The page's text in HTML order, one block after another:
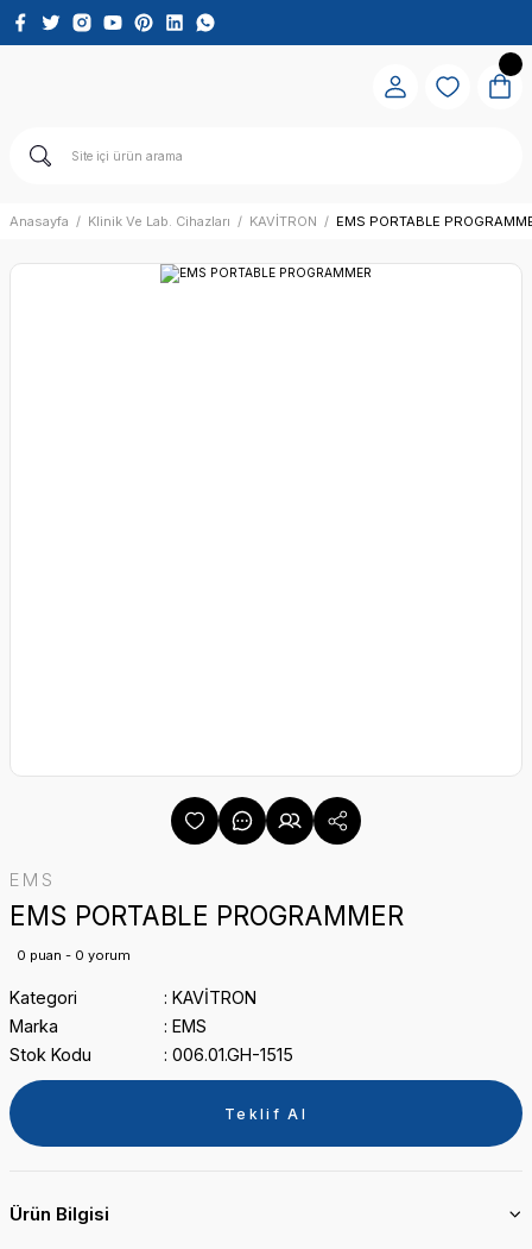
Anasayfa Klinik Ve Lab. Cihazları KAVİTRON EMS PORTABLE
EMS
EMS PORTABLE PROGRAMMER
0 puan - 0 yorum
Kategori
KAVİTRON
Marka
EMS
Stok Kodu
006.01.GH-1515
Teklif Al
Ürün Bilgisi